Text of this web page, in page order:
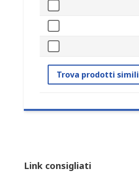
Trova prodotti simili
Link consigliati